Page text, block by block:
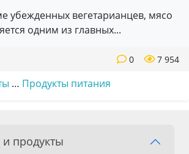
убежденных вегетарианцев, мясо
одним из главных...
7 954
0
… Продукты питания
продукты